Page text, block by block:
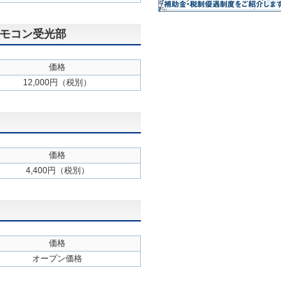
コン受光部
価格
12,000円（税別）
価格
4,400円（税別）
価格
オープン価格